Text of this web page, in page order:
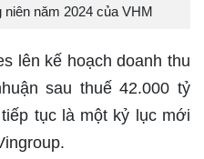
năm 2024 của VHM
lên kế hoạch doanh thu
sau thuế 42.000 tỷ
tục là một kỷ lục mới